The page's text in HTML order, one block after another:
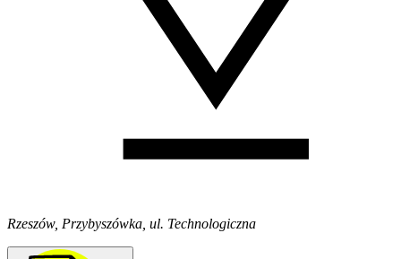
Rzeszów, Przybyszówka, ul. Technologiczna